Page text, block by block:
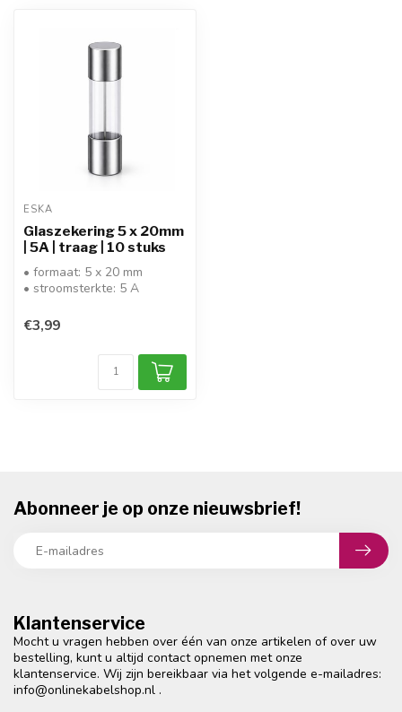
ESKA
Glaszekering 5 x 20mm
| 5A | traag | 10 stuks
• formaat: 5 x 20 mm
• stroomsterkte: 5 A
• spanning...
€3,99
Klantenservice
Mocht u vragen hebben over één van onze artikelen of over uw
bestelling, kunt u altijd contact opnemen met onze
klantenservice. Wij zijn bereikbaar via het volgende e-mailadres:
info@onlinekabelshop.nl .
Abonneer je op onze nieuwsbrief!